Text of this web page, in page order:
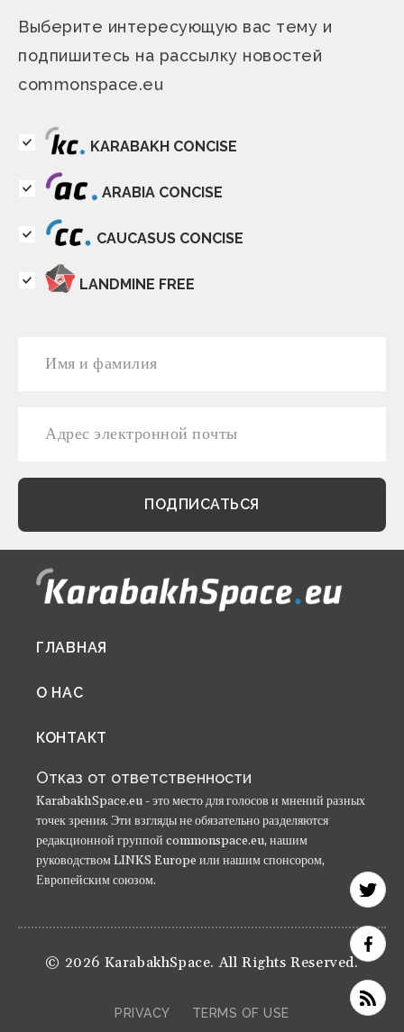
Выберите интересующую вас тему и
подпишитесь на рассылку новостей
commonspace.eu
KARABAKH CONCISE
ARABIA CONCISE
CAUCASUS CONCISE
LANDMINE FREE
Footer
menu
ГЛАВНАЯ
О НАС
КОНТАКТ
Отказ от ответственности
KarabakhSpace.eu - это место для голосов и мнений разных
точек зрения. Эти взгляды не обязательно разделяются
редакционной группой commonspace.eu, нашим
руководством LINKS Europe или нашим спонсором,
Европейским союзом.
© 2026 KarabakhSpace. All Rights Reserved.
PRIVACY TERMS OF USE